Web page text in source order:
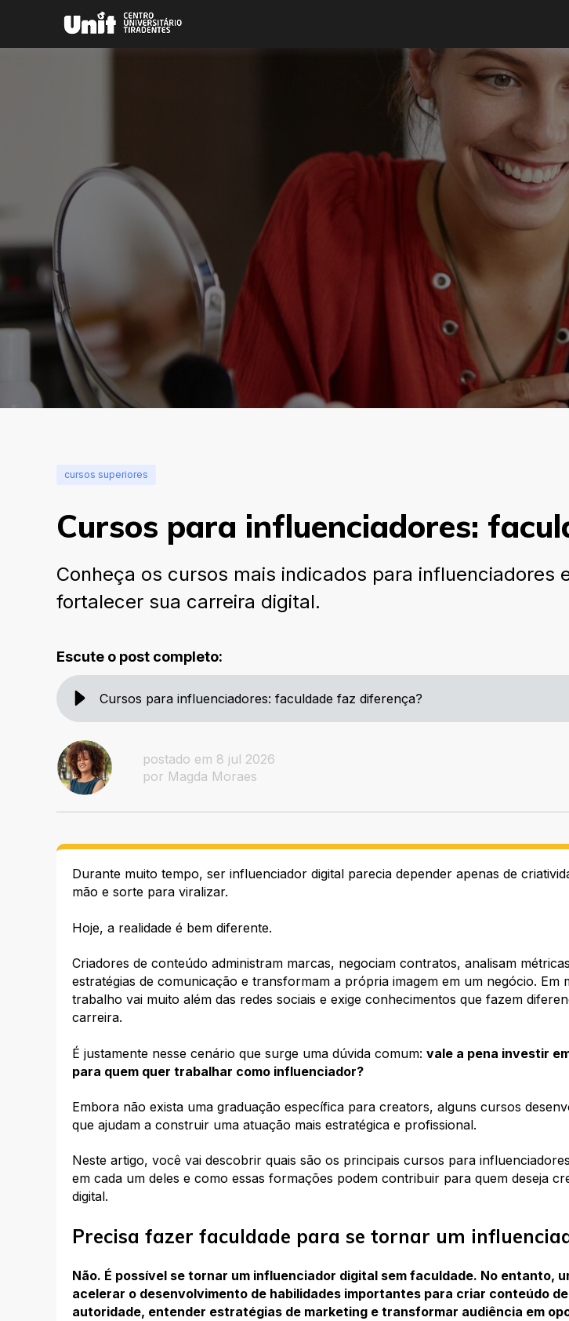
cursos superiores
Cursos para influenciadores:
Conheça os cursos mais indicados para influenciadores
fortalecer sua carreira digital.
Escute o post completo:
Cursos para influenciadores: faculdade faz diferença?
postado em 8 jul 2026
por Magda Moraes
Durante muito tempo, ser influenciador digital parecia depender apenas de
mão e sorte para viralizar.
Hoje, a realidade é bem diferente.
Criadores de conteúdo administram marcas, negociam contratos, analisam
estratégias de comunicação e transformam a própria imagem em um negócio. Em
trabalho vai muito além das redes sociais e exige conhecimentos que fazem
carreira.
É justamente nesse cenário que surge uma dúvida comum: vale a pena investir
para quem quer trabalhar como influenciador?
Embora não exista uma graduação específica para creators, alguns cursos
que ajudam a construir uma atuação mais estratégica e profissional.
Neste artigo, você vai descobrir quais são os principais cursos para
em cada um deles e como essas formações podem contribuir para quem deseja
digital.
Precisa fazer faculdade para se tornar um
Não. É possível se tornar um influenciador digital sem faculdade. No entanto,
acelerar o desenvolvimento de habilidades importantes para criar conteúdo
autoridade, entender estratégias de marketing e transformar audiência em